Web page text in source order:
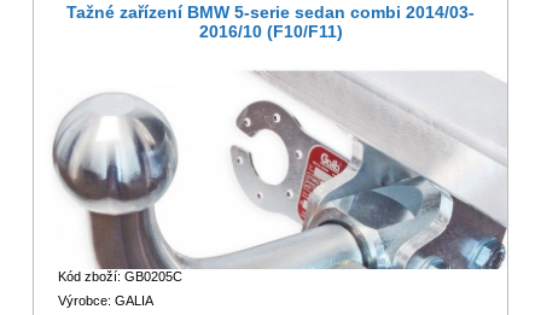
Tažné zařízení BMW 5-serie sedan combi 2014/03-
2016/10 (F10/F11)
Kód zboží: GB0205C
Výrobce: GALIA